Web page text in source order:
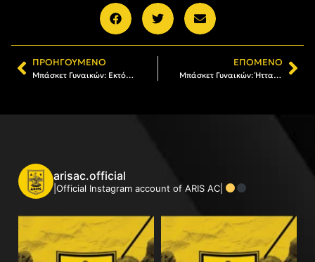
ΠΡΟΗΓΟΎΜΕΝΟ
Μπάσκετ Γυναικών: Εκτός έδρας ήττα για τον ΑΡΗ Greek Spirit Car Rental
ΕΠΌΜΕΝΟ
Μπάσκετ Γυναικών: Ήττα από την Ανόρθωση Βόλου
arisac.official
|Official Instagram account of ARIS AC|